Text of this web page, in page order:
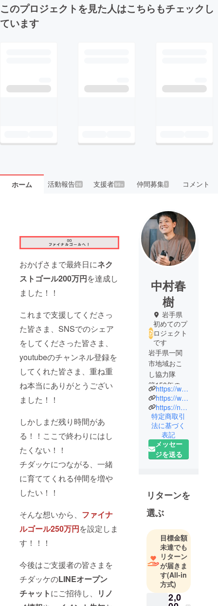
このプロジェクトを見た人はこちらもチェックし
ています
ホーム 活動報告26 支援者99+ 仲間募集 1 コメント
おかげさまで最終日にネク
ストゴール200万円を達成し
ました！！
これまで支援してくださっ
た皆さま、SNSでのシェア
をしてくださった皆さま、
youtubeのチャンネル登録を
してくれた皆さま、重ね重
ね本当にありがとうござい
ました！！
しかしまだ残り時間があ
る！！ここで終わりにはし
たくない！！
チダッケにつながる、一緒
に育ててくれる仲間を増や
したい！！
そんな想いから、 ファイナ
ルゴール250万円を設定しま
す！！！
今後はご支援者の皆さまを
チダッケのLINEオープン
チャットにご招待し、
リノ
中村春
樹
岩手県
初めてのプ
ロジェクト
です
岩手県一関
市地域おこ
し協力隊
築150年の古
民家チダッ
ケを拠点に
『自伐型林
業』を軸
に、副業と
して屋号
『きこりと
ント出店・
出張コー
ヒースタン
う。
島根県、津
和野ヤモ
リーズで自
伐型林業を
学び、一関
市へ移住。
https://www.instagram.com/chidakke/
https://www.instagram.com/kikorito_coffee/
https://note.com/kikorito_coffee
特定商取引
法に基づく
表記
メッセー
ジを送る
リターンを
選ぶ
目標金額
未達でも
リターン
が届きま
す(All-in
方式)
2,0